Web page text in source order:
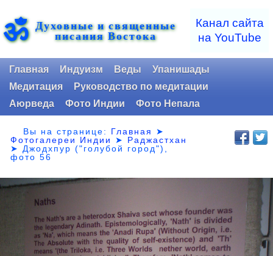
ॐ Духовные и священные
писания Востока
Канал сайта
на YouTube
Главная Индуизм Веды
Упанишады
Медитация
Руководство по медитации
Аюрведа
Фото Индии Фото Непала
Вы на странице: Главная
➤
Фотогалереи Индии
➤ Раджастхан
➤ Джодхпур ("голубой город"),
фото 56